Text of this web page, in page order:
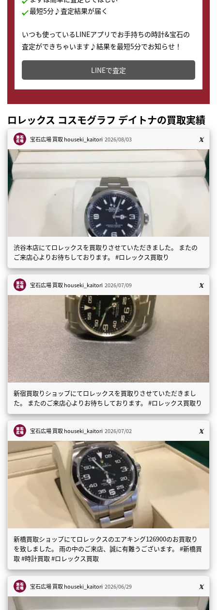
最短5分♪査定結果が届く
いつも使っているLINEアプリでお手持ちの時計&宝石の
査定ができちゃいます♪結果を最短5分でお知らせ！
どこからでもすぐに査定金額を知ることが出来ます。
LINEで査定
ロレックス コスモグラフ デイトナの買取実績
宝石広場 買取houseki_kaitori 2026/08/03
渋谷本店にてロレックスを買取りさせていただきました。 またの
ご来店心よりお待ちしております。 #ロレックス買取り
宝石広場 買取houseki_kaitori 2026/07/09
新宿買取りショップにてロレックスを買取りさせていただきまし
た。 またのご来店心よりお待ちしております。 #ロレックス買取り
宝石広場 買取houseki_kaitori 2026/07/02
新橋買取ショップにてロレックスのエアキング126900のお買取り
を致しました。 雨の中のご来店、誠に有難うございます。 #新橋買
取 #時計買取 #ロレックス買取
宝石広場 買取houseki_kaitori 2026/06/29